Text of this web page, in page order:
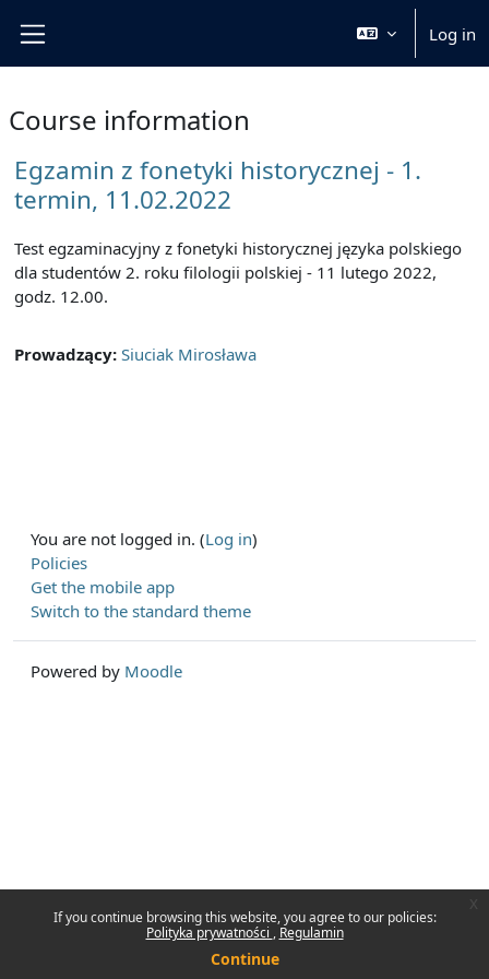
If you continue browsing this website, you agree to our policies:
Polityka prywatności
Regulamin
Continue
Log in
Course information
Egzamin z fonetyki historycznej - 1.
termin, 11.02.2022
Test egzaminacyjny z fonetyki historycznej języka polskiego
dla studentów 2. roku filologii polskiej - 11 lutego 2022,
godz. 12.00.
Prowadzący: Siuciak Mirosława
You are not logged in. (Log in)
Policies
Get the mobile app
Switch to the standard theme
Powered by Moodle